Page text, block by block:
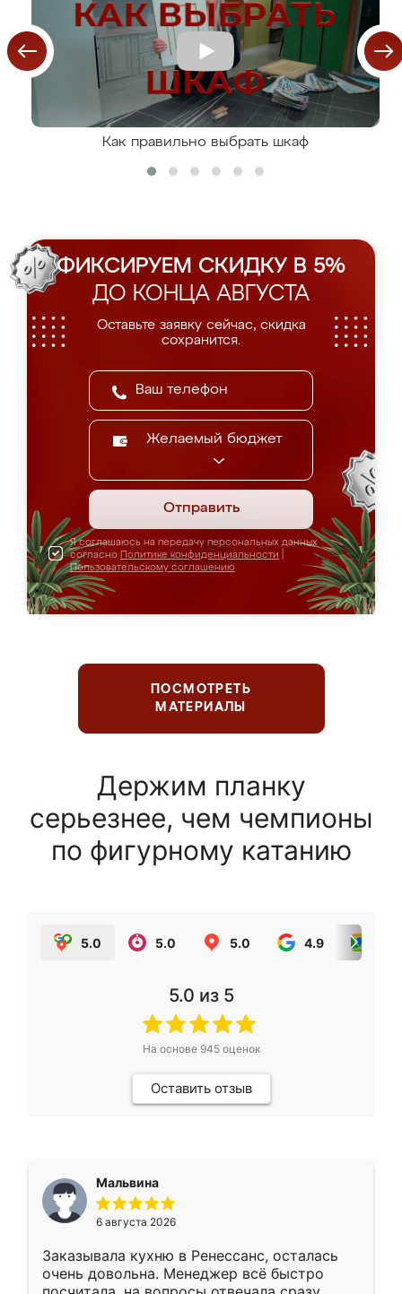
Как правильно выбрать шкаф
ФИКСИРУЕМ СКИДКУ В 5%
ДО КОНЦА АВГУСТА
Оставьте заявку сейчас, скидка
сохранится.
Желаемый бюджет
Отправить
Я соглашаюсь на передачу персональных данных
согласно Политике конфиденциальности
Пользовательскому соглашению
ПОСМОТРЕТЬ
МАТЕРИАЛЫ
Держим планку
серьезнее, чем чемпионы
по фигурному катанию
5.0 5.0 5.0 4.9
5.0 из 5
На основе 945оценок
Оставить отзыв
Мальвина
6 августа 2026
Заказывала кухню в Ренессанс, осталась
очень довольна. Менеджер всё быстро